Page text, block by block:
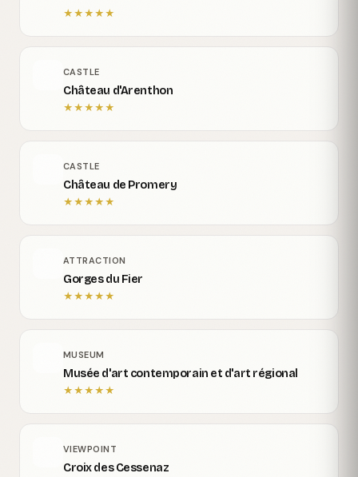
★★★★★
CASTLE
Château d'Arenthon
★★★★★
CASTLE
Château de Promery
★★★★★
ATTRACTION
Gorges du Fier
★★★★★
MUSEUM
Musée d'art contemporain et d'art régional
★★★★★
VIEWPOINT
Croix des Cessenaz